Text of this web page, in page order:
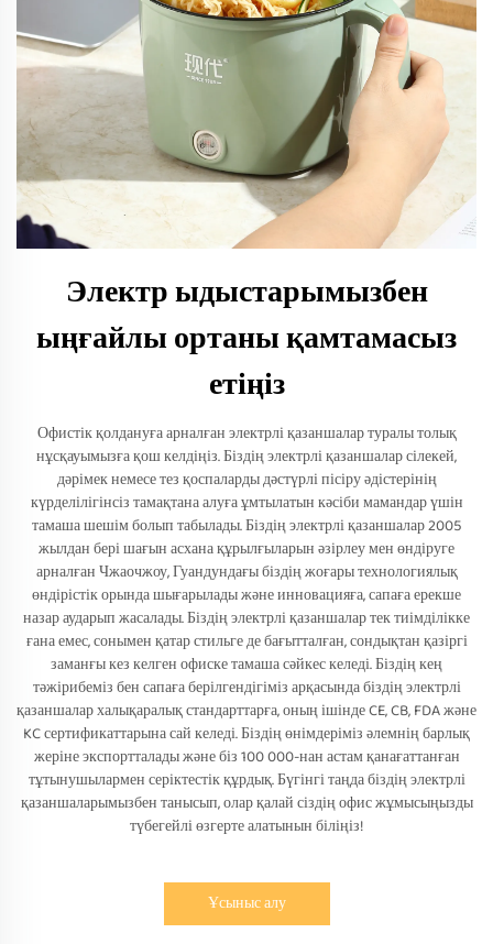
Электр ыдыстарымызбен
ыңғайлы ортаны қамтамасыз
етіңіз
Офистік қолдануға арналған электрлі қазаншалар туралы толық
нұсқауымызға қош келдіңіз. Біздің электрлі қазаншалар сілекей,
дәрімек немесе тез қоспаларды дәстүрлі пісіру әдістерінің
күрделілігінсіз тамақтана алуға ұмтылатын кәсіби мамандар үшін
тамаша шешім болып табылады. Біздің электрлі қазаншалар 2005
жылдан бері шағын асхана құрылғыларын әзірлеу мен өндіруге
арналған Чжаочжоу, Гуандундағы біздің жоғары технологиялық
өндірістік орында шығарылады және инновацияға, сапаға ерекше
назар аударып жасалады. Біздің электрлі қазаншалар тек тиімділікке
ғана емес, сонымен қатар стильге де бағытталған, сондықтан қазіргі
заманғы кез келген офиске тамаша сәйкес келеді. Біздің кең
тәжірибеміз бен сапаға берілгендігіміз арқасында біздің электрлі
қазаншалар халықаралық стандарттарға, оның ішінде CE, CB, FDA және
KC сертификаттарына сай келеді. Біздің өнімдеріміз әлемнің барлық
жеріне экспортталады және біз 100 000-нан астам қанағаттанған
тұтынушылармен серіктестік құрдық. Бүгінгі таңда біздің электрлі
қазаншаларымызбен танысып, олар қалай сіздің офис жұмысыңызды
түбегейлі өзгерте алатынын біліңіз!
Ұсыныс алу